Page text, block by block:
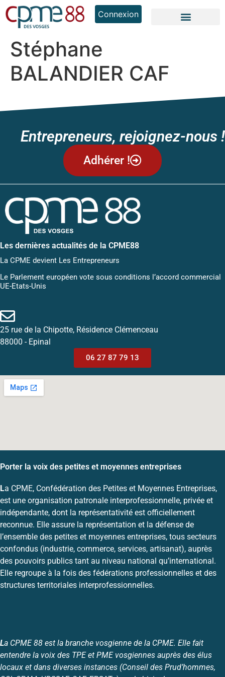
Connexion
Stéphane
BALANDIER CAF
Entrepreneurs, rejoignez-nous !
Adhérer !
Les dernières actualités de la CPME88
La CPME devient Les Entrepreneurs
Le Parlement européen vote sous conditions l’accord commercial
UE-Etats-Unis
25 rue de la Chipotte, Résidence Clémenceau
88000 - Epinal
06 27 87 79 13
Porter la voix des petites et moyennes entreprises
La CPME, Confédération des Petites et Moyennes Entreprises,
est une organisation patronale interprofessionnelle, privée et
indépendante, dont la représentativité est officiellement
reconnue. Elle assure la représentation et la défense de
l’ensemble des petites et moyennes entreprises, tous secteurs
confondus (industrie, commerce, services, artisanat), auprès
des pouvoirs publics tant au niveau national qu’international.
Elle regroupe à la fois des fédérations professionnelles et des
structures territoriales interprofessionnelles.
La CPME 88 est la branche vosgienne de la CPME. Elle fait
entendre la voix des TPE et PME vosgiennes auprès des élus
locaux et dans diverses instances (Conseil des Prud’hommes,